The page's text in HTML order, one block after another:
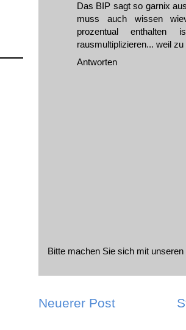
Das BIP sagt so garnix
muss auch wissen
prozentual
rausmultiplizieren... weil zu
Antworten
Bitte machen Sie sich mit unseren
Neuerer Post